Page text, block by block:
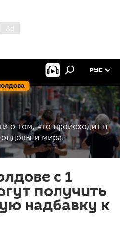
РУС
о том, что происходит в
и мира.
с 1
получить
надбавку к